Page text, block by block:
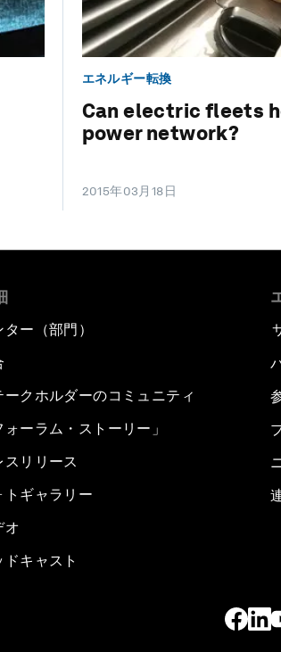
エネルギー転換
Can electric fleets
power network?
2015年03月18日
ター（部門）
ークホルダーのコミュニティ
ォーラム・ストーリー」
スリリース
トギャラリー
オ
ドキャスト